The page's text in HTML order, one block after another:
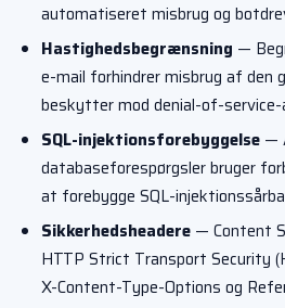
automatiseret misbrug og
Hastighedsbegrænsning —
e-mail forhindrer misbrug af den
beskytter mod denial-of-service-
SQL-injektionsforebyggelse —
databaseforespørgsler bruger
at forebygge SQL-
Sikkerhedsheadere — Content
HTTP Strict Transport Security
X-Content-Type-Options og